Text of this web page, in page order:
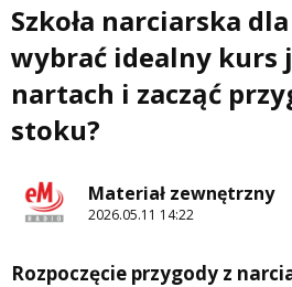
Szkoła narciarska
wybrać idealny kurs
nartach i zacząć
stoku?
Materiał zewnętrzny
2026.05.11 14:22
Rozpoczęcie przygody z